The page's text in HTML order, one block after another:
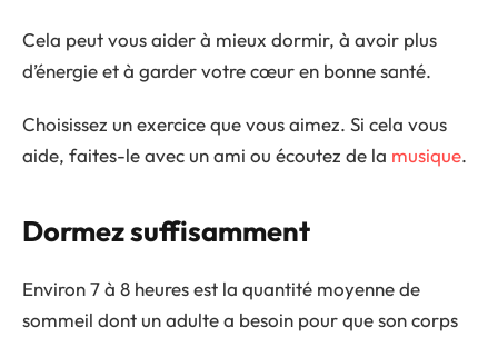
Cela peut vous aider à mieux dormir, à avoir plus
d’énergie et à garder votre cœur en bonne santé.
Choisissez un exercice que vous aimez. Si cela vous
aide, faites-le avec un ami ou écoutez de la musique.
Dormez suffisamment
Environ 7 à 8 heures est la quantité moyenne de
sommeil dont un adulte a besoin pour que son corps